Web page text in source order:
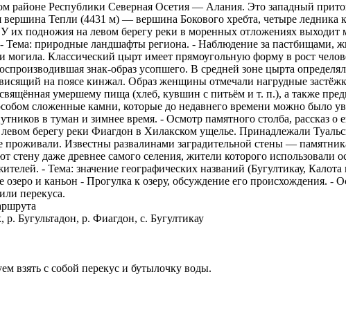
районе Республики Северная Осетия — Алания. Это западный
Тепли (4431 м) — вершина Бокового хребта, четыре ледника
их подножия на левом берегу реки в моренных отложениях
Тема: природные ландшафты региона. - Наблюдение за пастбищами,
Классический цырт имеет прямоугольную форму в рост
знак-образ усопшего. В средней зоне цырта
на поясе кинжал. Образ женщины отмечали нагрудные
умершему пища (хлеб, кувшин с питьём и т. п.), а также
сложенные камни, которые до недавнего времени можно было
в туман и зимнее время. - Осмотр памятного столба, рассказ
берегу реки Фиагдон в Хилакском ущелье. Принадлежали
Известны развалинами заградительной стены —
стену даже древнее самого селения, жители которого
- Тема: значение географических названий (Бугултикау,
и каньон - Прогулка к озеру, обсуждение его происхождения. -
перекуса.
Бугультадон, р. Фиагдон, с. Бугултикау
взять с собой перекус и бутылочку воды.